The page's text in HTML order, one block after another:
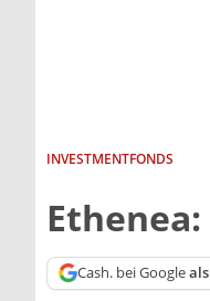
INVESTMENTFONDS
Cash. bei Google